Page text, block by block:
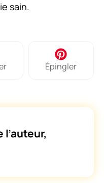
sain.
Épingler
l’auteur,